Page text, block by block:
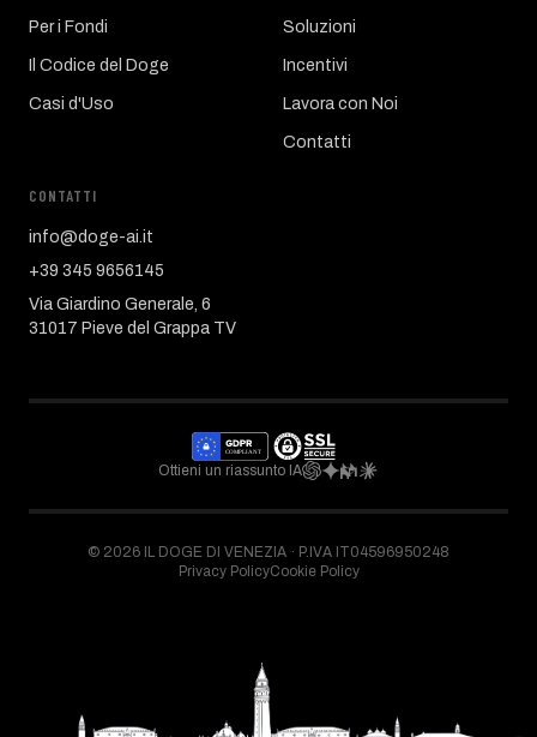
Per i Fondi
Il Codice del Doge
Casi d'Uso
Soluzioni
Incentivi
Lavora con Noi
Contatti
CONTATTI
info@doge-ai.it
+39 345 9656145
Via Giardino Generale, 6
31017 Pieve del Grappa TV
Ottieni un riassunto IA
© 2026 IL DOGE DI VENEZIA · P.IVA IT04596950248
Privacy PolicyCookie Policy